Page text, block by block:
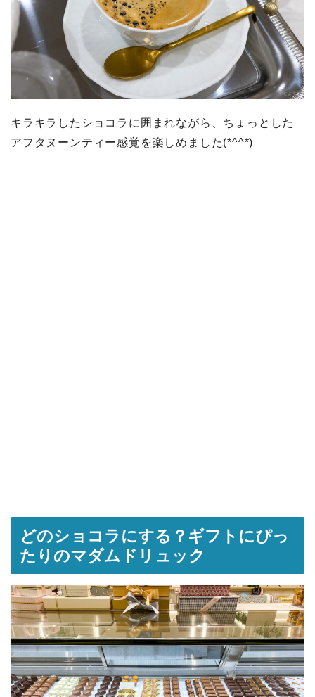
キラキラしたショコラに囲まれながら、ちょっとした
アフタヌーンティー感覚を楽しめました(*^^*)
どのショコラにする？ギフトにぴっ
たりのマダムドリュック